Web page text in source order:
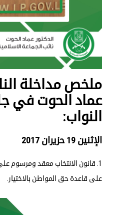
ملخص مداخلة
عماد الحوت في
النواب:
الإثنين 19 حزيران 2017
1. قانون الانتخاب معقد
على قاعدة حق المواطن بالاختيار.